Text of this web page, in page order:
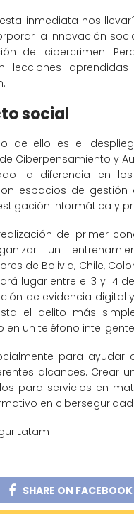
inmediata nos
la innovación
del cibercrimen.
lecciones
social
de ello es el
Ciberpensamiento y
la diferencia en
espacios de
informática y
del primer
un
de Bolivia, Chile,
lugar entre el 3 y 14
de evidencia digital
el delito más
en un teléfono
para ayudar
alcances. Crear
para servicios en
en
SHARE ON FACEBOOK